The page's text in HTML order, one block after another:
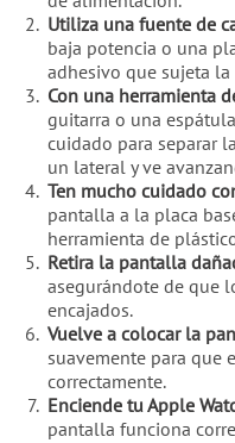
Utiliza una fuente de
baja potencia o una
adhesivo que sujeta
Con una herramienta
guitarra o una
cuidado para separar
un lateral y ve
Ten mucho cuidado
pantalla a la placa
herramienta de
Retira la pantalla
asegurándote de que
encajados.
Vuelve a colocar la
suavemente para que
correctamente.
Enciende tu Apple
pantalla funciona